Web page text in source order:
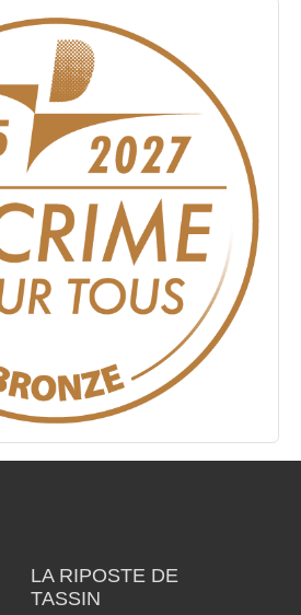
LA RIPOSTE DE
TASSIN